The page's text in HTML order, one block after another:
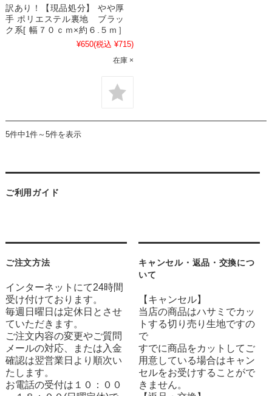
訳あり！【現品処分】 やや厚
手 ポリエステル裏地 ブラッ
ク系[ 幅７０ｃｍ×約６.５ｍ］
¥650(税込 ¥715)
在庫 ×
5件中1件～5件を表示
ご利用ガイド
ご注文方法
インターネットにて24時間
受け付けております。
毎週日曜日は定休日とさせ
ていただきます。
ご注文内容の変更やご質問
メールの対応、または入金
確認は翌営業日より順次い
たします。
お電話の受付は１０：００
キャンセル・返品・交換につ
いて
【キャンセル】
当店の商品はハサミでカッ
トする切り売り生地ですの
で
すでに商品をカットしてご
用意している場合はキャン
セルをお受けすることがで
きません。